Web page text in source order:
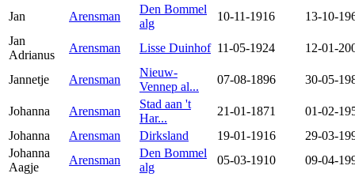
Jan Arensman
Den Bommel
alg
10-11-1916
13-10-
Jan
Adrianus
Arensman Lisse Duinhof 11-05-1924 12-01-
Jannetje Arensman
Nieuw-
Vennep al...
07-08-1896 30-05-
Johanna Arensman
Stad aan 't
Har...
21-01-1871
01-02-
Johanna
Arensman Dirksland 19-01-1916
29-03-
Johanna
Aagje
Arensman
Den Bommel
alg
05-03-1910
09-04-